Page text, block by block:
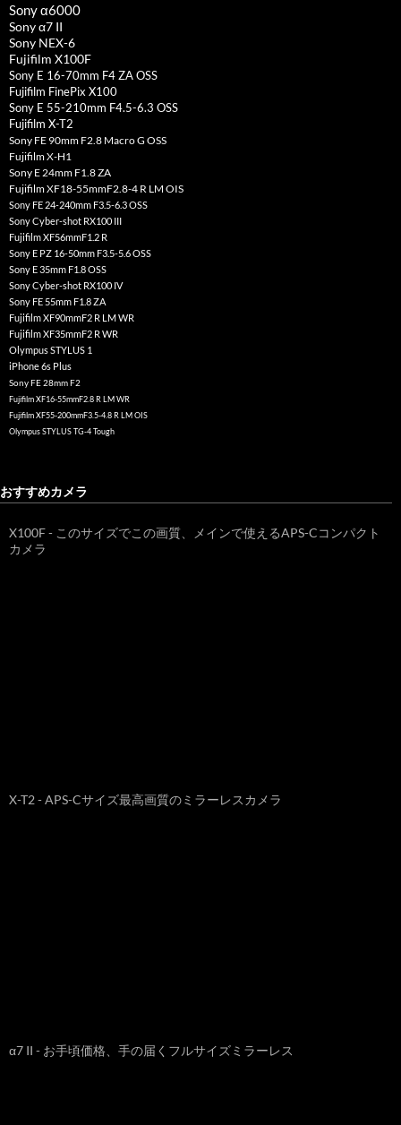
Sony α6000
Sony α7 II
Sony NEX-6
Fujifilm X100F
Sony E 16-70mm F4 ZA OSS
Fujifilm FinePix X100
Sony E 55-210mm F4.5-6.3 OSS
Fujifilm X-T2
Sony FE 90mm F2.8 Macro G OSS
Fujifilm X-H1
Sony E 24mm F1.8 ZA
Fujifilm XF18-55mmF2.8-4 R LM OIS
Sony FE 24-240mm F3.5-6.3 OSS
Sony Cyber-shot RX100 III
Fujifilm XF56mmF1.2 R
Sony E PZ 16-50mm F3.5-5.6 OSS
Sony E 35mm F1.8 OSS
Sony Cyber-shot RX100 IV
Sony FE 55mm F1.8 ZA
Fujifilm XF90mmF2 R LM WR
Fujifilm XF35mmF2 R WR
Olympus STYLUS 1
iPhone 6s Plus
Sony FE 28mm F2
Fujifilm XF16-55mmF2.8 R LM WR
Fujifilm XF55-200mmF3.5-4.8 R LM OIS
Olympus STYLUS TG-4 Tough
おすすめカメラ
X100F - このサイズでこの画質、メインで使えるAPS-Cコンパクト
カメラ
X-T2 - APS-Cサイズ最高画質のミラーレスカメラ
α7 II - お手頃価格、手の届くフルサイズミラーレス